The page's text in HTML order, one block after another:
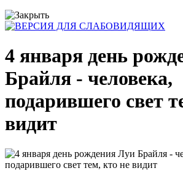
4 января день
Брайля - человека,
подарившего свет
видит